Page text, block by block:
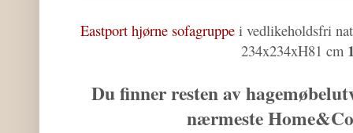
Eastport hjørne sofagruppe i vedlikeholdsfri
234x234xH81 cm
Du finner resten av
nærmeste